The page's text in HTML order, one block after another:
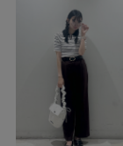
シンプルコーデ
ストラップ
チェーン